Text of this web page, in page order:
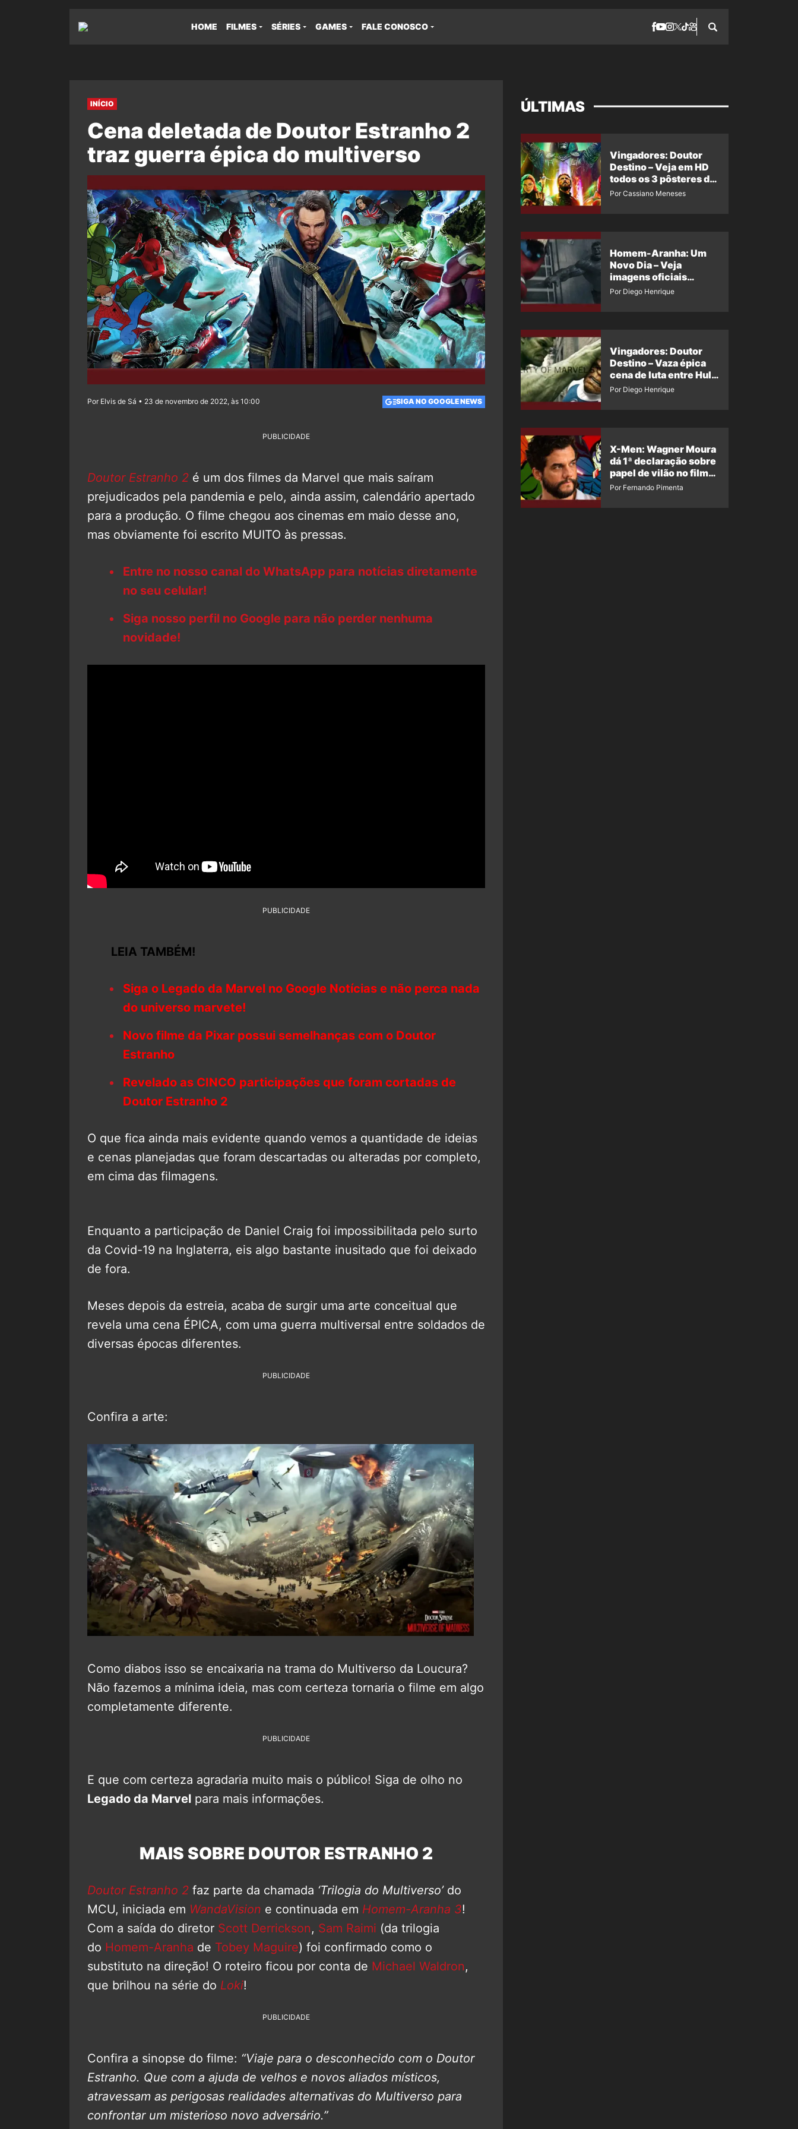
HOME FILMES SÉRIES GAMES FALE CONOSCO
INÍCIO
Cena deletada de Doutor Estranho 2
traz guerra épica do multiverso
Por Elvis de Sá • 23 de novembro de 2022, às 10:00 SIGA NO GOOGLE NEWS
PUBLICIDADE
Doutor Estranho 2 é um dos filmes da Marvel que mais saíram
prejudicados pela pandemia e pelo, ainda assim, calendário apertado
para a produção. O filme chegou aos cinemas em maio desse ano,
mas obviamente foi escrito MUITO às pressas.
Entre no nosso canal do WhatsApp para notícias diretamente
no seu celular!
Siga nosso perfil no Google para não perder nenhuma
novidade!
PUBLICIDADE
LEIA TAMBÉM!
Siga o Legado da Marvel no Google Notícias e não perca nada
do universo marvete!
Novo filme da Pixar possui semelhanças com o Doutor
Estranho
Revelado as CINCO participações que foram cortadas de
Doutor Estranho 2
O que fica ainda mais evidente quando vemos a quantidade de ideias
e cenas planejadas que foram descartadas ou alteradas por completo,
em cima das filmagens.
Enquanto a participação de Daniel Craig foi impossibilitada pelo surto
da Covid-19 na Inglaterra, eis algo bastante inusitado que foi deixado
de fora.
Meses depois da estreia, acaba de surgir uma arte conceitual que
revela uma cena ÉPICA, com uma guerra multiversal entre soldados de
diversas épocas diferentes.
PUBLICIDADE
Confira a arte:
Como diabos isso se encaixaria na trama do Multiverso da Loucura?
Não fazemos a mínima ideia, mas com certeza tornaria o filme em algo
completamente diferente.
PUBLICIDADE
E que com certeza agradaria muito mais o público! Siga de olho no
Legado da Marvel para mais informações.
MAIS SOBRE DOUTOR ESTRANHO 2
Doutor Estranho 2 faz parte da chamada ‘Trilogia do Multiverso’do
MCU, iniciada em WandaVision e continuada em Homem-Aranha 3!
Com a saída do diretor Scott Derrickson, Sam Raimi (da trilogia
do Homem-Aranha de Tobey Maguire) foi confirmado como o
substituto na direção! O roteiro ficou por conta de Michael Waldron,
que brilhou na série do Loki!
PUBLICIDADE
Confira a sinopse do filme: “Viaje para o desconhecido com o Doutor
Estranho. Que com a ajuda de velhos e novos aliados místicos,
atravessam as perigosas realidades alternativas do Multiverso para
confrontar um misterioso novo adversário.”
ÚLTIMAS
Vingadores: Doutor
Destino – Veja em HD
todos os 3 pôsteres de
‘Doomsday’ + 1 imagem
Por Cassiano Meneses
Homem-Aranha: Um
Novo Dia – Veja
imagens oficiais
descartadas do Hulk
Por Diego Henrique
Vingadores: Doutor
Destino – Vaza épica
cena de luta entre Hulk
e o Coisa
Por Diego Henrique
X-Men: Wagner Moura
dá 1ª declaração sobre
papel de vilão no filme
da Marvel
Por Fernando Pimenta